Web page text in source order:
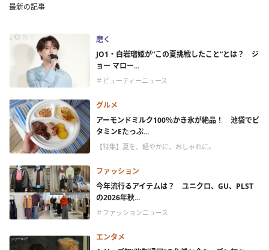
最新の記事
磨く
JO1・白岩瑠姫が“この夏挑戦したこと”とは？ ジ
ョー マロー...
＃ビューティーニュース
グルメ
アーモンドミルク100％かき氷が絶品！ 池袋でビ
タミンEたっぷ...
【特集】夏を、軽やかに、おしゃれに。
ファッション
今年流行るアイテムは？ ユニクロ、GU、PLST
の2026年秋...
＃ファッションニュース
エンタメ